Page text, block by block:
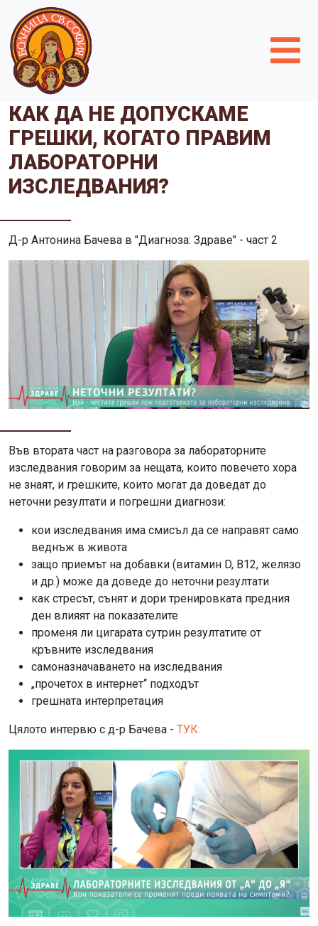
КАК ДА НЕ ДОПУСКАМЕ
ГРЕШКИ, КОГАТО ПРАВИМ
ЛАБОРАТОРНИ
ИЗСЛЕДВАНИЯ?
Д-р Антонина Бачева в "Диагноза: Здраве" - част 2
Във втората част на разговора за лабораторните
изследвания говорим за нещата, които повечето хора
не знаят, и грешките, които могат да доведат до
неточни резултати и погрешни диагнози:
кои изследвания има смисъл да се направят само
веднъж в живота
защо приемът на добавки (витамин D, B12, желязо
и др.) може да доведе до неточни резултати
как стресът, сънят и дори тренировката предния
ден влияят на показателите
променя ли цигарата сутрин резултатите от
кръвните изследвания
самоназначаването на изследвания
„прочетох в интернет“ подходът
грешната интерпретация
Цялото интервю с д-р Бачева - ТУК: